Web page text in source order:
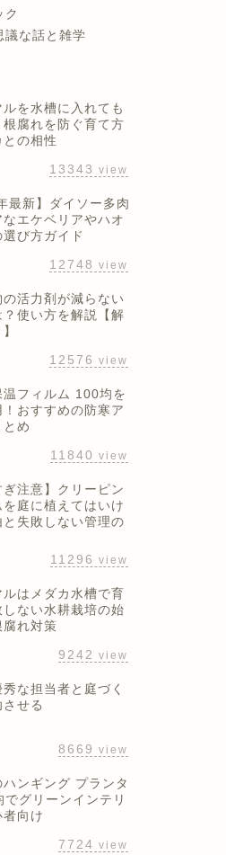
ク
議な話と雑学
ルを水槽に入れても
根腐れを防ぐ育て方
との相性
13343 view
最新】ダイソー多肉
エケベリアやハオ
選び方ガイド
12748 view
活力剤が減らない
？使い方を解説【解
12576 view
温フィルム 100均を
おすすめの防寒ア
とめ
11840 view
ぎ注意】クリーピン
を庭に植えてはいけ
と失敗しない管理の
11296 view
ルはメダカ水槽で育
しない水耕栽培の始
腐れ対策
9242 view
な担当者と庭づく
させる
8669 view
ハンギング プランタ
でグリーンインテリ
者向け
7724 view